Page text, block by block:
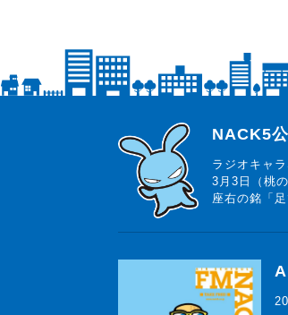
らじっと君
NACK5
ラジオキャ
3月3日（桃
座右の銘「足